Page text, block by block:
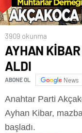
3909 okunma
AYHAN
ALDI
ABONE OL News
Anahtar Parti
Ayhan Kibar,
başladı.